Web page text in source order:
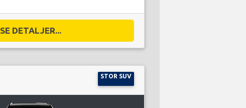
SE DETALJER...
STOR SUV